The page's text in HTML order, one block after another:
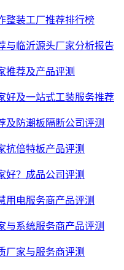
整装工厂推荐排行榜
与临沂源头厂家分析报告
推荐及产品评测
好及一站式工装服务推荐
及防潮板隔断公司评测
抗倍特板产品评测
好？成品公司评测
用电服务商产品评测
与系统服务商产品评测
厂家与服务商评测